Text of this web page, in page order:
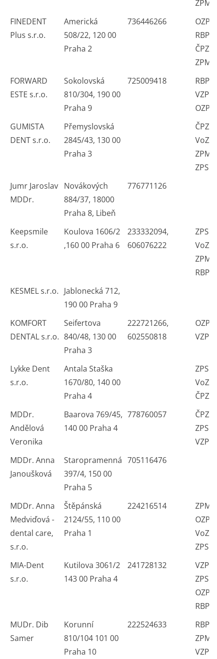
ZPMV
FINEDENT
Plus s.r.o.
Americká
508/22, 120 00
Praha 2
736446266
OZP
RBP
ZPMV
FORWARD
ESTE s.r.o.
Sokolovská
810/304, 190 00
Praha 9
725009418
RBP
VZP
OZP
GUMISTA
DENT s.r.o.
Přemyslovská
2845/43, 130 00
Praha 3
ČPZP
VoZP
ZPS
Jumr Jaroslav
MDDr.
Novákových
884/37, 18000
Praha 8, Libeň
776771126
Keepsmile
s.r.o.
Koulova 1606/2
,160 00 Praha 6
233332094,
606076222
ZPS
VoZP
RBP
KESMEL s.r.o. Jablonecká 712,
190 00 Praha 9
KOMFORT
DENTAL s.r.o.
Seifertova
840/48, 130 00
Praha 3
222721266,
602550818
OZP
VZP
Lykke Dent
s.r.o.
Antala Staška
1670/80, 140 00
Praha 4
ZPS
VoZP
ČPZP
MDDr.
Andělová
Veronika
Baarova 769/45,
140 00 Praha 4
778760057
ZPS
VZP
MDDr. Anna
Janoušková
Staropramenná
397/4, 150 00
Praha 5
705116476
MDDr. Anna
Medviďová -
dental care,
s.r.o.
Štěpánská
2124/55, 110 00
Praha 1
224216514
OZP
VoZP
ZPS
MIA-Dent
s.r.o.
Kutilova 3061/2
143 00 Praha 4
241728132
VZP
ZPS
OZP
RBP
MUDr. Dib
Samer
Korunní
810/104 101 00
Praha 10
222524633
RBP
VZP